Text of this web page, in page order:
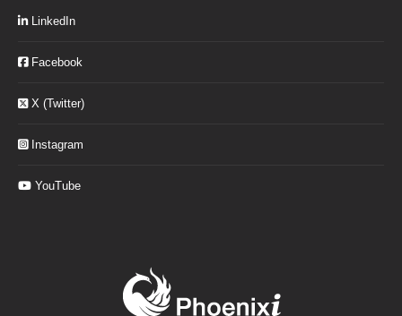
LinkedIn
Facebook
X (Twitter)
Instagram
YouTube